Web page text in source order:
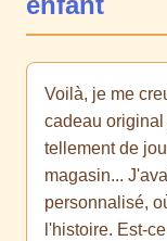
Voilà, je me
cadeau
tellement de
magasin...
personnalisé,
l'histoire. Est-